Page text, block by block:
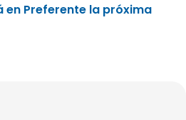
en Preferente la próxima